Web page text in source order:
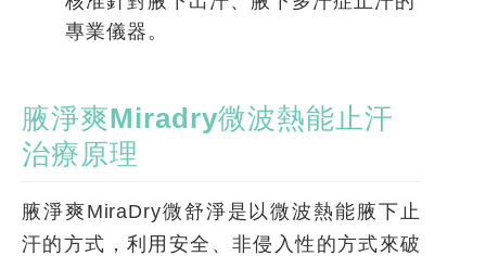
專業儀器。
腋淨爽Miradry微波熱能止汗
治療原理
腋淨爽MiraDry微舒淨是以微波熱能腋下止
汗的方式，利用安全、非侵入性的方式來破